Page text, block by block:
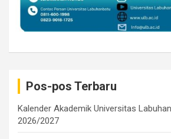
Pos-pos Terbaru
Kalender Akademik Universitas
2026/2027